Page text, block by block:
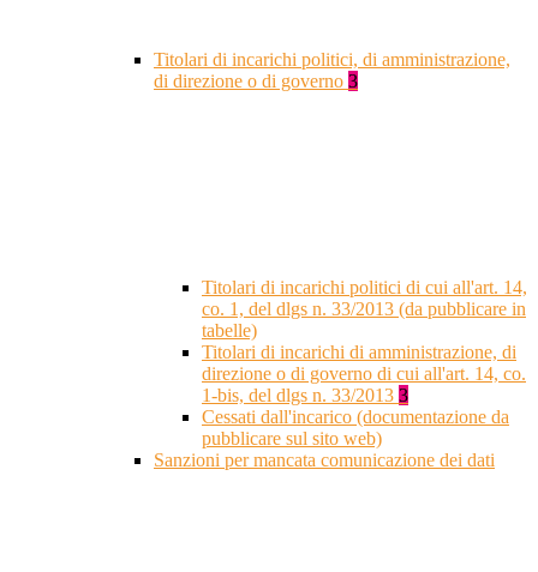
Titolari di incarichi politici, di amministrazione,
di direzione o di governo 3
Titolari di incarichi politici di cui all'art. 14,
co. 1, del dlgs n. 33/2013 (da pubblicare in
tabelle)
Titolari di incarichi di amministrazione, di
direzione o di governo di cui all'art. 14, co.
1-bis, del dlgs n. 33/2013 3
Cessati dall'incarico (documentazione da
pubblicare sul sito web)
Sanzioni per mancata comunicazione dei dati